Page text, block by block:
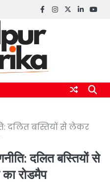
Facebook
instagram
twitterlinkedin
दलित बस्तियों से लेकर
दलित बस्तियों से
रोडमैप